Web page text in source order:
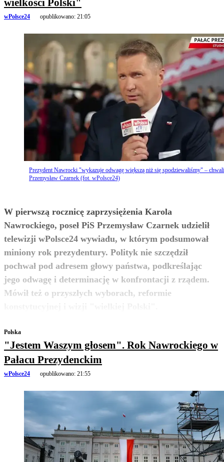
wielkości Polski"
wPolsce24 opublikowano: 21:05
Prezydent Nawrocki "wykazuje odwagę większą niż się spodziewaliśmy" – chwali
Przemysław Czarnek (fot. wPolsce24)
W pierwszą rocznicę zaprzysiężenia Karola
Nawrockiego, poseł PiS Przemysław Czarnek udzielił
telewizji wPolsce24 wywiadu, w którym podsumował
miniony rok prezydentury. Polityk nie szczędził
pochwał pod adresem głowy państwa, podkreślając
jego odwagę i determinację w konfrontacji z rządem.
Mówił też o przyszłych wyborach, reformie
zobacz więcej
Polska
"Jestem Waszym głosem". Rok Nawrockiego w
Pałacu Prezydenckim
wPolsce24 opublikowano: 21:55